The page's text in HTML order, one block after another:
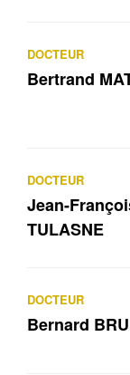
DOCTEUR
Bertrand
DOCTEUR
Jean-
TULASNE
DOCTEUR
Bernard